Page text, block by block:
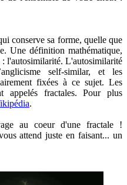
conserve sa forme, quelle que
Une définition mathématique,
: l'autosimilarité. L'autosimilarité
self-similar, et les
fixées à ce sujet. Les
appelés fractales. Pour plus
.
au coeur d'une fractale !
attend juste en faisant... un